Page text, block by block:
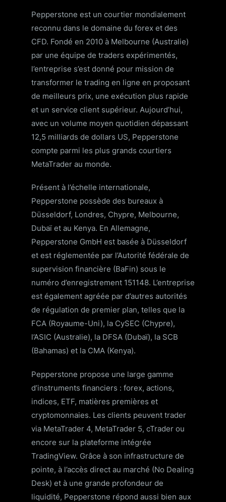
Pepperstone est un courtier mondialement
reconnu dans le domaine du forex et des
CFD. Fondé en 2010 à Melbourne (Australie)
par une équipe de traders expérimentés,
l’entreprise s’est donné pour mission de
transformer le trading en ligne en proposant
de meilleurs prix, une exécution plus rapide
et un service client supérieur. Aujourd’hui,
avec un volume moyen quotidien dépassant
12,5 milliards de dollars US, Pepperstone
compte parmi les plus grands courtiers
MetaTrader au monde.
Présent à l’échelle internationale,
Pepperstone possède des bureaux à
Düsseldorf, Londres, Chypre, Melbourne,
Dubaï et au Kenya. En Allemagne,
Pepperstone GmbH est basée à Düsseldorf
et est réglementée par l’Autorité fédérale de
supervision financière (BaFin) sous le
numéro d’enregistrement 151148. L’entreprise
est également agréée par d’autres autorités
de régulation de premier plan, telles que la
FCA (Royaume-Uni), la CySEC (Chypre),
l’ASIC (Australie), la DFSA (Dubaï), la SCB
(Bahamas) et la CMA (Kenya).
Pepperstone propose une large gamme
d’instruments financiers : forex, actions,
indices, ETF, matières premières et
cryptomonnaies. Les clients peuvent trader
via MetaTrader 4, MetaTrader 5, cTrader ou
encore sur la plateforme intégrée
TradingView. Grâce à son infrastructure de
pointe, à l’accès direct au marché (No Dealing
Desk) et à une grande profondeur de
liquidité, Pepperstone répond aussi bien aux